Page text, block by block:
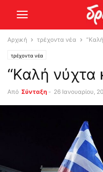
Αρχική τρέχοντα νέα
τρέχοντα νέα
“Καλή νύχτα
Από Σύνταξη - 26 Ιανουαρίου,